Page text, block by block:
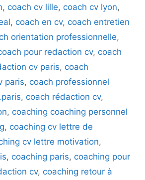
, coach cv lille, coach cv lyon,
, coach en cv, coach entretien
orientation professionnelle,
pour redaction cv, coach
cv paris, coach
paris, coach professionnel
, coach rédaction cv,
, coaching coaching personnel
, coaching cv lettre de
cv lettre motivation,
, coaching paris, coaching pour
cv, coaching retour à